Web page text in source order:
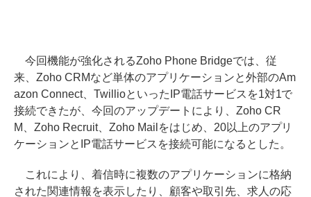
今回機能が強化されるZoho Phone Bridgeでは、従
来、Zoho CRMなど単体のアプリケーションと外部のAm
azon Connect、TwillioといったIP電話サービスを1対1で
接続できたが、今回のアップデートにより、Zoho CR
M、Zoho Recruit、Zoho Mailをはじめ、20以上のアプリ
ケーションとIP電話サービスを接続可能になるとした。
これにより、着信時に複数のアプリケーションに格納
された関連情報を表示したり、顧客や取引先、求人の応